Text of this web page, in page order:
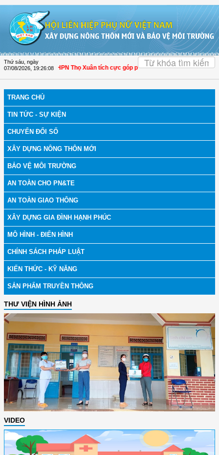
Thứ sáu, ngày
07/08/2026 19:26:09
Hóa: Hội LHPN Thọ Xuân tích cực góp phần nâng cao tỷ lệ người dân tham
TRANG CHỦ
TIN TỨC - SỰ KIỆN
CHUYỂN ĐỔI SỐ
XÂY DỰNG NÔNG THÔN MỚI
BẢO VỆ MÔI TRƯỜNG
AN TOÀN CHO PN&TE
AN TOÀN GIAO THÔNG
XÂY DỰNG GIA ĐÌNH HẠNH PHÚC
MÔ HÌNH - ĐIỂN HÌNH
CHÍNH SÁCH PHÁP LUẬT
KIẾN THỨC - KỸ NĂNG
SẢN PHẨM TRUYỀN THÔNG
THƯ VIỆN HÌNH ẢNH
VIDEO
OK